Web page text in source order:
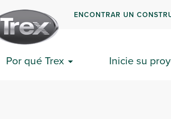
ENCONTRAR UN
Por qué Trex Inicie su